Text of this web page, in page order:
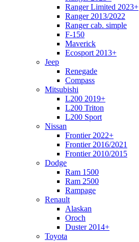
Ranger Limited 2023+
Ranger 2013/2022
Ranger cab. simple
F-150
Maverick
Ecosport 2013+
Jeep
Renegade
Compass
Mitsubishi
L200 2019+
L200 Triton
L200 Sport
Nissan
Frontier 2022+
Frontier 2016/2021
Frontier 2010/2015
Dodge
Ram 1500
Ram 2500
Rampage
Renault
Alaskan
Oroch
Duster 2014+
Toyota